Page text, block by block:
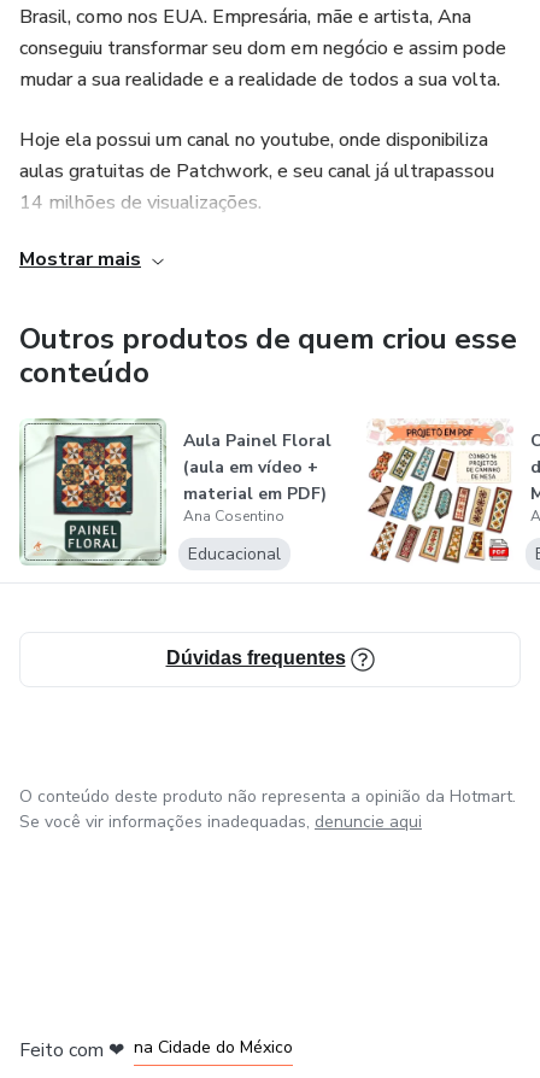
Brasil, como nos EUA. Empresária, mãe e artista, Ana
conseguiu transformar seu dom em negócio e assim pode
mudar a sua realidade e a realidade de todos a sua volta.
Hoje ela possui um canal no youtube, onde disponibiliza
aulas gratuitas de Patchwork, e seu canal já ultrapassou
14 milhões de visualizações.
Mostrar mais
Outros produtos de quem criou esse
conteúdo
Aula Painel Floral
(aula em vídeo +
material em PDF)
Ana Cosentino
Educacional
Dúvidas frequentes
O conteúdo deste produto não representa a opinião da Hotmart.
Se você vir informações inadequadas, denuncie aqui
Feito com ❤ na Cidade do México